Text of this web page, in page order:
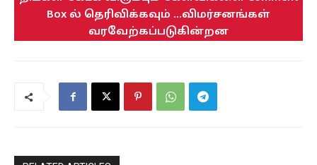
Box ல் தெரிவிக்கவும் ...விமர்சனங்கள்
வரவேற்கப்படுகின்றன